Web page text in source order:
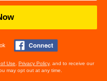
Use Privacy Policy, and to receive our
may opt out at any time.